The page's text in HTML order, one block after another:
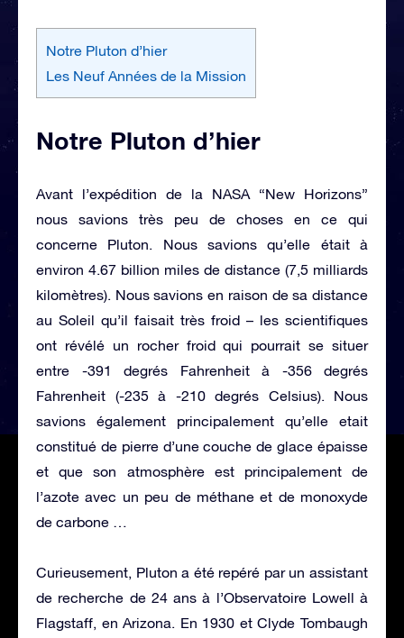
Notre Pluton d’hier
Les Neuf Années de la Mission
Notre Pluton d’hier
Avant l’expédition de la NASA “New Horizons”
nous savions très peu de choses en ce qui
concerne Pluton. Nous savions qu’elle était à
environ 4.67 billion miles de distance (7,5 milliards
kilomètres). Nous savions en raison de sa distance
au Soleil qu’il faisait très froid – les scientifiques
ont révélé un rocher froid qui pourrait se situer
entre -391 degrés Fahrenheit à -356 degrés
Fahrenheit (-235 à -210 degrés Celsius). Nous
savions également principalement qu’elle etait
constitué de pierre d’une couche de glace épaisse
et que son atmosphère est principalement de
l’azote avec un peu de méthane et de monoxyde
de carbone …
Curieusement, Pluton a été repéré par un assistant
de recherche de 24 ans à l’Observatoire Lowell à
Flagstaff, en Arizona. En 1930 et Clyde Tombaugh